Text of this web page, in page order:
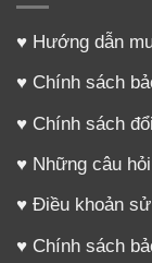
♥ Hướng dẫn
♥ Chính sách
♥ Chính sách
♥ Những câu
♥ Điều khoản
♥ Chính sách